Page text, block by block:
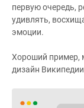
первую очередь,
удивлять,
эмоции.
Хороший пример,
дизайн